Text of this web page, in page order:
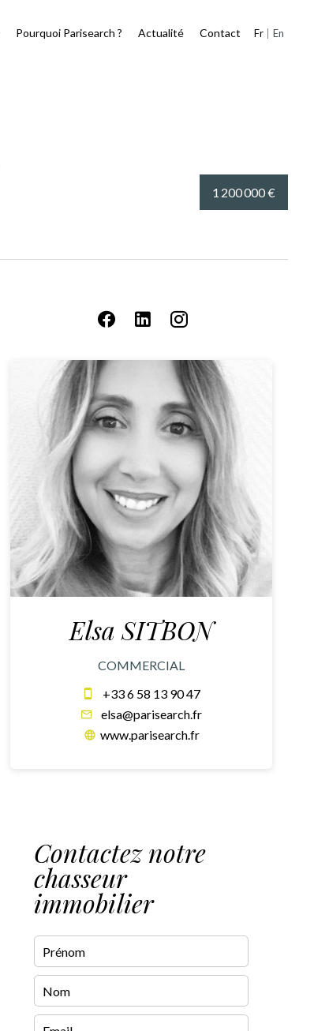
Pourquoi Parisearch ? Actualité Contact Fr En
1 200 000 €
Elsa SITBON
COMMERCIAL
+33 6 58 13 90 47
elsa@parisearch.fr
www.parisearch.fr
Contactez notre
chasseur
immobilier